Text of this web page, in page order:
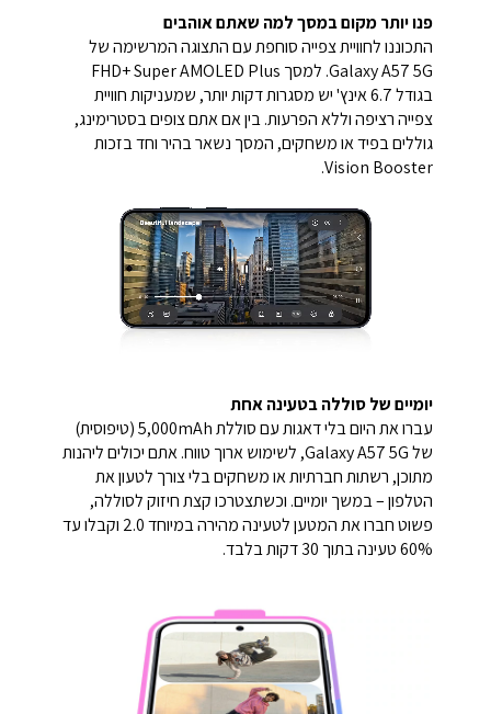
פנו יותר מקום במסך למה שאתם אוהבים
התכוננו לחוויית צפייה סוחפת עם התצוגה המרשימה של
Galaxy A57 5G. למסך FHD+ Super AMOLED Plus
בגודל 6.7 אינץ' יש מסגרות דקות יותר, שמעניקות חוויית
צפייה רציפה וללא הפרעות. בין אם אתם צופים בסטרימינג,
גוללים בפיד או משחקים, המסך נשאר בהיר וחד בזכות
Vision Booster.
יומיים של סוללה בטעינה אחת
עברו את היום בלי דאגות עם סוללת 5,000mAh (טיפוסית)
של Galaxy A57 5G, לשימוש ארוך טווח. אתם יכולים ליהנות
מתוכן, רשתות חברתיות או משחקים בלי צורך לטעון את
הטלפון – במשך יומיים. וכשתצטרכו קצת חיזוק לסוללה,
פשוט חברו את המטען לטעינה מהירה במיוחד 2.0 וקבלו עד
60% טעינה בתוך 30 דקות בלבד.